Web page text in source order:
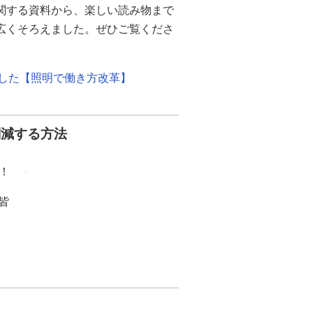
する資料から、楽しい読み物まで
そろえました。ぜひご覧くださ
た【照明で働き方改革】
する方法